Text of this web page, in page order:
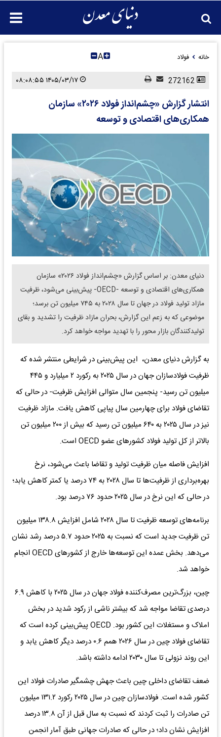
خانه فولاد A
انتشار گزارش «چشم‌انداز فولاد ۲۰۲۶» سازمان
همکاری‌های اقتصادی و توسعه
دنیای معدن: بر اساس گزارش «چشم‌انداز فولاد ۲۰۲۶» سازمان
همکاری‌های اقتصادی و توسعه -OECD- پیش‌بینی می‌شود، ظرفیت
مازاد تولید فولاد در جهان تا سال ۲۰۲۸ به ۷۴۵ میلیون تن برسد؛
موضوعی که به زعم این گزارش، بحران مازاد ظرفیت را تشدید و بقای
تولیدکنندگان بازار محور را با تهدید مواجه خواهد کرد.
به گزارش دنیای معدن، این پیش‌بینی در شرایطی منتشر شده که
ظرفیت فولادسازان جهان در سال ۲۰۲۵ به رکورد ۲ میلیارد و ۴۴۵
میلیون تن رسید- پنجمین سال متوالی افزایش ظرفیت- در حالی که
تقاضای فولاد برای چهارمین سال پیاپی کاهش یافت. مازاد ظرفیت
نیز در سال ۲۰۲۵ به ۶۴۰ میلیون تن رسید که بیش از ۲۰۰ میلیون تن
بالاتر از کل تولید فولاد کشورهای عضو OECD است.
افزایش فاصله میان ظرفیت تولید و تقاضا باعث می‌‌شود، نرخ
بهره‌برداری از ظرفیت‌ها تا سال ۲۰۲۸ به ۷۴ درصد یا کمتر کاهش یابد؛
در حالی که این نرخ در سال ۲۰۲۵ حدود ۷۶ درصد بود.
برنامه‌های توسعه ظرفیت تا سال ۲۰۲۸ شامل افزایش ۱۳۸.۸ میلیون
تن ظرفیت جدید است که نسبت به ۲۰۲۵ حدود ۵.۷ درصد رشد نشان
می‌دهد. بخش عمده این توسعه‌ها خارج از کشورهای OECD انجام
خواهد شد.
چین، بزرگ‌ترین مصرف‌کننده فولاد جهان در سال ۲۰۲۵ با کاهش ۶.۹
درصدی تقاضا مواجه شد که بیشتر ناشی از رکود شدید در بخش
املاک و مستغلات این کشور بود. OECD پیش‌بینی کرده است که
تقاضای فولاد چین در سال ۲۰۲۶ همم ۰.۶ درصد دیگر کاهش یابد و
این روند نزولی تا سال ۲۰۳۰ ادامه داشته باشد.
ضعف تقاضای داخلی چین باعث جهش چشمگیر صادرات فولاد این
کشور شده است. فولادسازان چین در سال ۲۰۲۵ رکورد ۱۳۱.۲ میلیون
تن صادرات را ثبت کردند که نسبت به سال قبل از آن ۱۳.۸ درصد
افزایش نشان داد؛ در حالی که صادرات جهانی طبق آمار انجمن